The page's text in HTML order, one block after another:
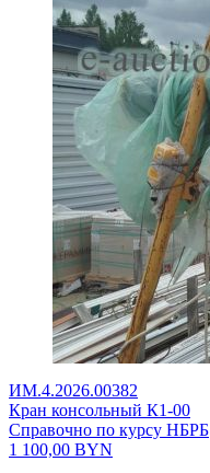
ИМ.4.2026.00382
Кран консольный К1-00
Справочно по курсу НБРБ
1 100,00 BYN